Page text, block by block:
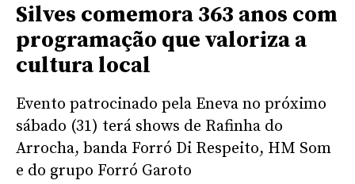
Silves comemora 363 anos com
programação que valoriza a
cultura local
Evento patrocinado pela Eneva no próximo
sábado (31) terá shows de Rafinha do
Arrocha, banda Forró Di Respeito, HM Som
e do grupo Forró Garoto